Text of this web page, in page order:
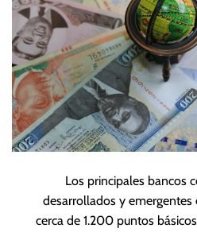
Los principales bancos
desarrollados y
cerca de 1.200 puntos